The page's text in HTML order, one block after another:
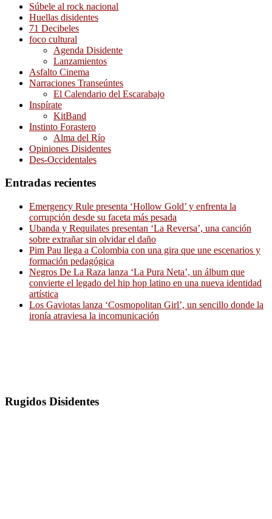
Súbele al rock nacional
Huellas disidentes
71 Decibeles
foco cultural
Agenda Disidente
Lanzamientos
Asfalto Cinema
Narraciones Transeúntes
El Calendario del Escarabajo
Inspírate
KitBand
Instinto Forastero
Alma del Río
Opiniones Disidentes
Des-Occidentales
Entradas recientes
Emergency Rule presenta ‘Hollow Gold’ y enfrenta la
corrupción desde su faceta más pesada
Ubanda y Requilates presentan ‘La Reversa’, una canción
sobre extrañar sin olvidar el daño
Pim Pau llega a Colombia con una gira que une escenarios y
formación pedagógica
Negros De La Raza lanza ‘La Pura Neta’, un álbum que
convierte el legado del hip hop latino en una nueva identidad
artística
Los Gaviotas lanza ‘Cosmopolitan Girl’, un sencillo donde la
ironía atraviesa la incomunicación
Rugidos Disidentes